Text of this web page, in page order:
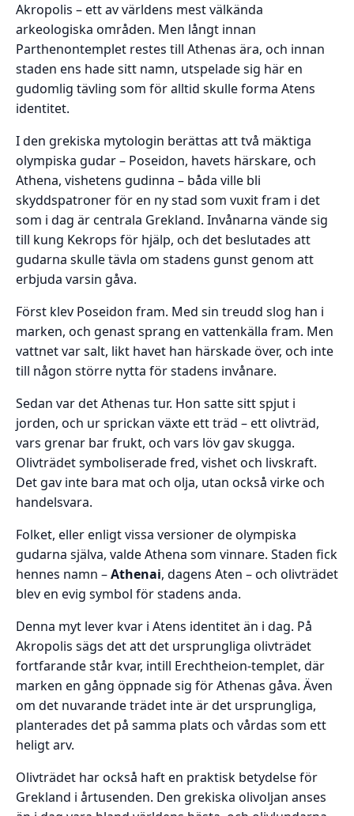
Akropolis – ett av världens mest välkända
arkeologiska områden. Men långt innan
Parthenontemplet restes till Athenas ära, och innan
staden ens hade sitt namn, utspelade sig här en
gudomlig tävling som för alltid skulle forma Atens
identitet.
I den grekiska mytologin berättas att två mäktiga
olympiska gudar – Poseidon, havets härskare, och
Athena, vishetens gudinna – båda ville bli
skyddspatroner för en ny stad som vuxit fram i det
som i dag är centrala Grekland. Invånarna vände sig
till kung Kekrops för hjälp, och det beslutades att
gudarna skulle tävla om stadens gunst genom att
erbjuda varsin gåva.
Först klev Poseidon fram. Med sin treudd slog han i
marken, och genast sprang en vattenkälla fram. Men
vattnet var salt, likt havet han härskade över, och inte
till någon större nytta för stadens invånare.
Sedan var det Athenas tur. Hon satte sitt spjut i
jorden, och ur sprickan växte ett träd – ett olivträd,
vars grenar bar frukt, och vars löv gav skugga.
Olivträdet symboliserade fred, vishet och livskraft.
Det gav inte bara mat och olja, utan också virke och
handelsvara.
Folket, eller enligt vissa versioner de olympiska
gudarna själva, valde Athena som vinnare. Staden fick
hennes namn –Athenai, dagens Aten – och olivträdet
blev en evig symbol för stadens anda.
Denna myt lever kvar i Atens identitet än i dag. På
Akropolis sägs det att det ursprungliga olivträdet
fortfarande står kvar, intill Erechtheion-templet, där
marken en gång öppnade sig för Athenas gåva. Även
om det nuvarande trädet inte är det ursprungliga,
planterades det på samma plats och vårdas som ett
heligt arv.
Olivträdet har också haft en praktisk betydelse för
Grekland i årtusenden. Den grekiska olivoljan anses